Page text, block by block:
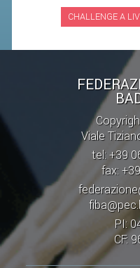
CHALLENGE A
Viale
tel: +39
fax:
PI:
CF: